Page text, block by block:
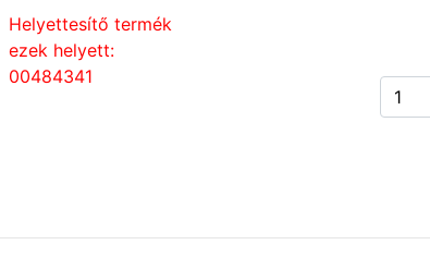
Helyettesítő termék
ezek helyett:
00484341